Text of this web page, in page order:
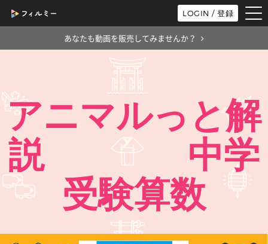
LOGIN / 登録
あなたも動画を販売してみませんか？
アニマルっと解
説 中学
受験算数